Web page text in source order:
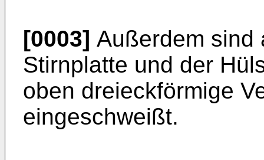
[0003] Außerdem sind
Stirnplatte und der
oben dreieckförmige
eingeschweißt.